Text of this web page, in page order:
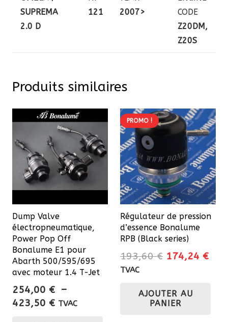
SUPREMA
2.0 D
121
2007>
CODE
Z20DM,
Z20S
Produits similaires
Dump Valve
électropneumatique,
Power Pop Off
Bonalume E1 pour
Abarth 500/595/695
avec moteur 1.4 T-Jet
254,00 € –
423,50 €Plage
TVAC
PROMO !
Régulateur de pression
d’essence Bonalume
RPB (Black series)
193,60€ Le
était :
193,60 €.
174,24 €Le
TVAC
AJOUTER AU
PANIER